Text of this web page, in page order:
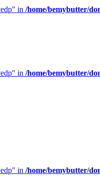
in /home/bemybutter/
in /home/bemybutter/
in /home/bemybutter/